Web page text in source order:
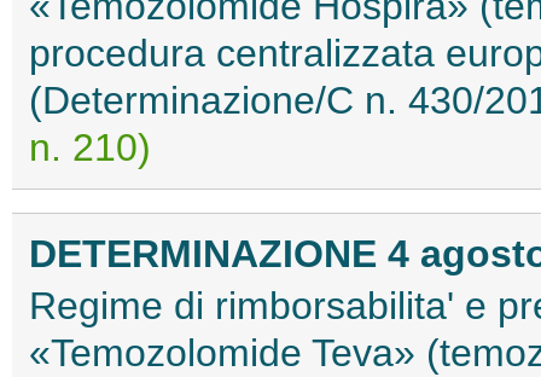
procedura centralizzata
(Determinazione/C n. 430/
n. 210)
DETERMINAZIONE 4
Regime di rimborsabilita' e
«Temozolomide Teva»